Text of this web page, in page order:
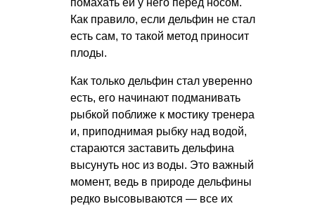
помахать ей у него перед носом.
Как правило, если дельфин не стал
есть сам, то такой метод приносит
плоды.
Как только дельфин стал уверенно
есть, его начинают подманивать
рыбкой поближе к мостику тренера
и, приподнимая рыбку над водой,
стараются заставить дельфина
высунуть нос из воды. Это важный
момент, ведь в природе дельфины
редко высовываются — все их